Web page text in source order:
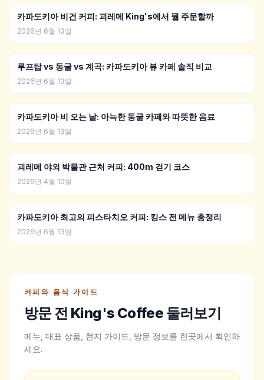
카파도키아 비건 커피: 괴레메 King's에서 뭘 주문할까
2026년 6월 13일
루프탑 vs 동굴 vs 계곡: 카파도키아 뷰 카페 솔직 비교
2026년 6월 13일
카파도키아 비 오는 날: 아늑한 동굴 카페와 따뜻한 음료
2026년 6월 13일
괴레메 야외 박물관 근처 커피: 400m 걷기 코스
2026년 4월 10일
카파도키아 최고의 피스타치오 커피: 킹스 전 메뉴 총정리
2026년 6월 13일
커피와 음식 가이드
방문 전 King's Coffee 둘러보기
메뉴, 대표 상품, 현지 가이드, 방문 정보를 한곳에서 확인하
세요.